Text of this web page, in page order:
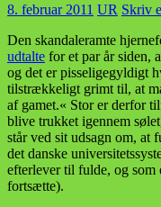
8. februar 2011 UR Skriv
Den skandaleramte
udtalte for et par år siden,
og det er pisseligegyldigt
tilstrækkeligt grimt til, at
af gamet.« Stor er derfor
blive trukket igennem
står ved sit udsagn om, at
det danske
efterlever til fulde, og
fortsætte).